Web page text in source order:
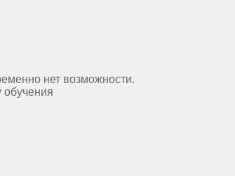
нет возможности.
обучения